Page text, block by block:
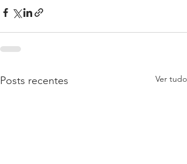
Posts recentes Ver tudo